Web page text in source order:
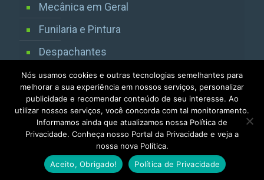
Mecânica em Geral
Funilaria e Pintura
Despachantes
Vistorias Detran SP
Todos os direitos reservados 2013 / 2025
Nós usamos cookies e outras tecnologias semelhantes para
melhorar a sua experiência em nossos serviços, personalizar
publicidade e recomendar conteúdo de seu interesse. Ao
utilizar nossos serviços, você concorda com tal monitoramento.
Informamos ainda que atualizamos nossa Política de
Privacidade. Conheça nosso Portal da Privacidade e veja a
nossa nova Política.
Aceito, Obrigado!
Política de Privacidade